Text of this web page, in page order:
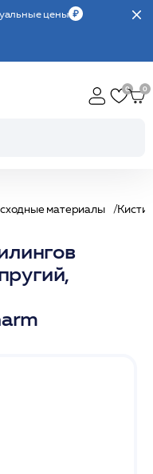
цены
материалы Кисти